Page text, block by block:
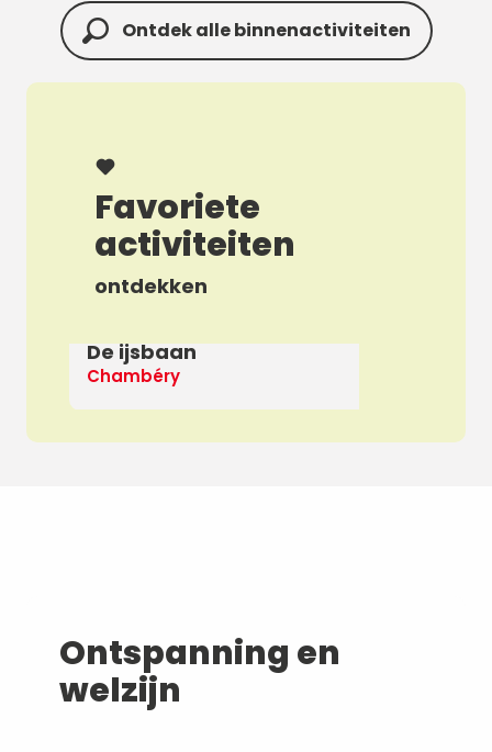
Ontdek alle binnenactiviteiten
Favoriete
activiteiten
ontdekken
De ijsbaan
Chambéry
Ontspanning en
welzijn